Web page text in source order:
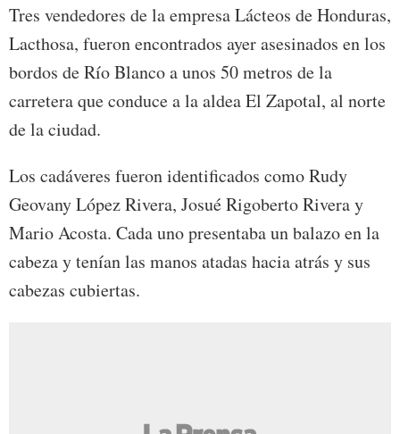
Tres vendedores de la empresa Lácteos de Honduras,
Lacthosa, fueron encontrados ayer asesinados en los
bordos de Río Blanco a unos 50 metros de la
carretera que conduce a la aldea El Zapotal, al norte
de la ciudad.
Los cadáveres fueron identificados como Rudy
Geovany López Rivera, Josué Rigoberto Rivera y
Mario Acosta. Cada uno presentaba un balazo en la
cabeza y tenían las manos atadas hacia atrás y sus
cabezas cubiertas.